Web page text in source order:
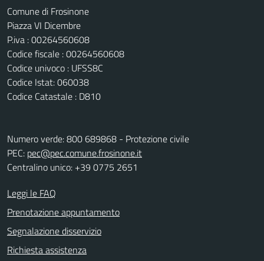
Comune di Frosinone
Piazza VI Dicembre
P.iva : 00264560608
Codice fiscale : 00264560608
Codice univoco : UFSS8C
Codice Istat: 060038
Codice Catastale : D810
Numero verde: 800 689868 - Protezione civile
PEC: pec@pec.comune.frosinone.it
Centralino unico: +39 0775 2651
Leggi le FAQ
Prenotazione appuntamento
Segnalazione disservizio
Richiesta assistenza